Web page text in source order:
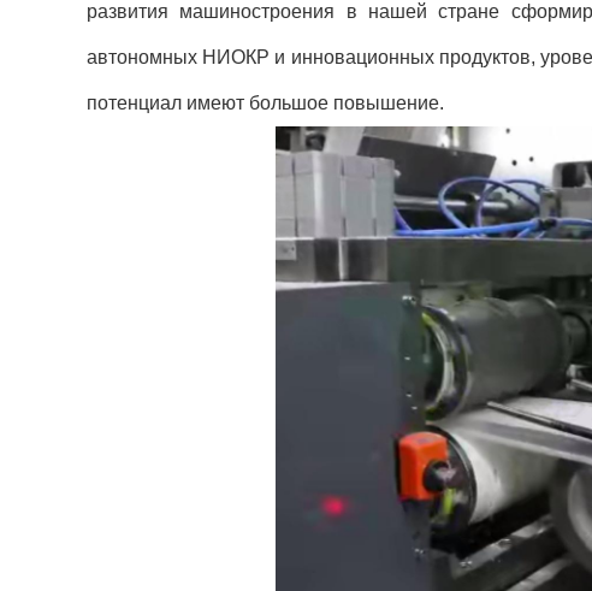
развития машиностроения в нашей стране
автономных НИОКР и инновационных продуктов,
потенциал имеют большое повышение.